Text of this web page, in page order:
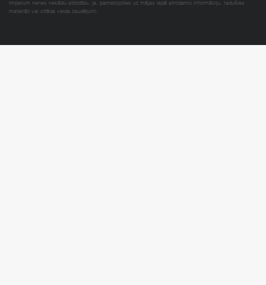
Imperum nenes nekādu atbildību, ja, pamatojoties uz mājas lapā atrodamo informāciju, radušies
materiāli vai citāda veida zaudējumi.